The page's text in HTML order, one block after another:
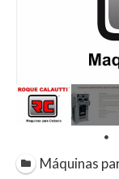
Máquinas